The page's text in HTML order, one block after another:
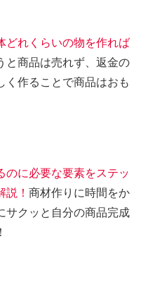
どれくらいの物を作れば
と商品は売れず、返金の
く作ることで商品はおも
のに必要な要素をステッ
！ 商材作りに時間をか
サクッと自分の商品完成